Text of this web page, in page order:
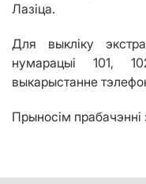
Лазiца.
Для выкліку
нумарацыі 101,
выкарыстанне
Прыносім прабачэнні